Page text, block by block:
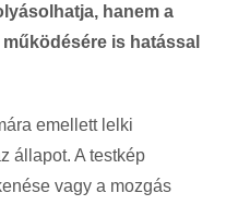
hanem a
is hatással
emellett lelki
állapot. A testkép
vagy a mozgás